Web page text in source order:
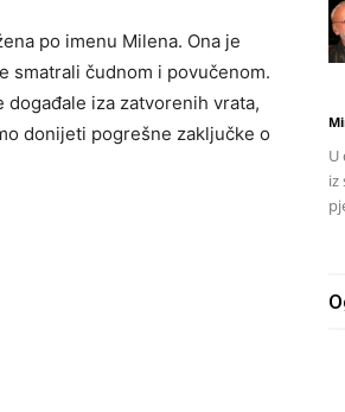
po imenu Milena. Ona je
smatrali čudnom i povučenom.
iza zatvorenih vrata,
donijeti pogrešne zaključke o
U
iz